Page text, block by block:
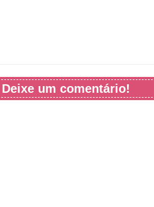
Deixe um comentário!